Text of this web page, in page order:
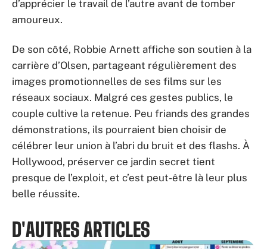
d’apprécier le travail de l’autre avant de tomber
amoureux.
De son côté, Robbie Arnett affiche son soutien à la
carrière d’Olsen, partageant régulièrement des
images promotionnelles de ses films sur les
réseaux sociaux. Malgré ces gestes publics, le
couple cultive la retenue. Peu friands des grandes
démonstrations, ils pourraient bien choisir de
célébrer leur union à l’abri du bruit et des flashs. À
Hollywood, préserver ce jardin secret tient
presque de l’exploit, et c’est peut-être là leur plus
belle réussite.
D'AUTRES ARTICLES